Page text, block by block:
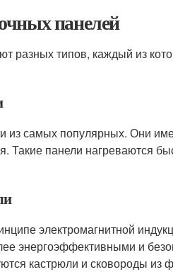
панелей
разных типов, каждый из
из самых популярных. Они
Такие панели нагреваются
электромагнитной
энергоэффективными и
кастрюли и сковороды из